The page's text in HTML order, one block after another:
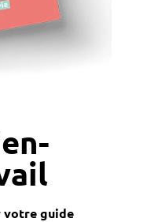
votre guide